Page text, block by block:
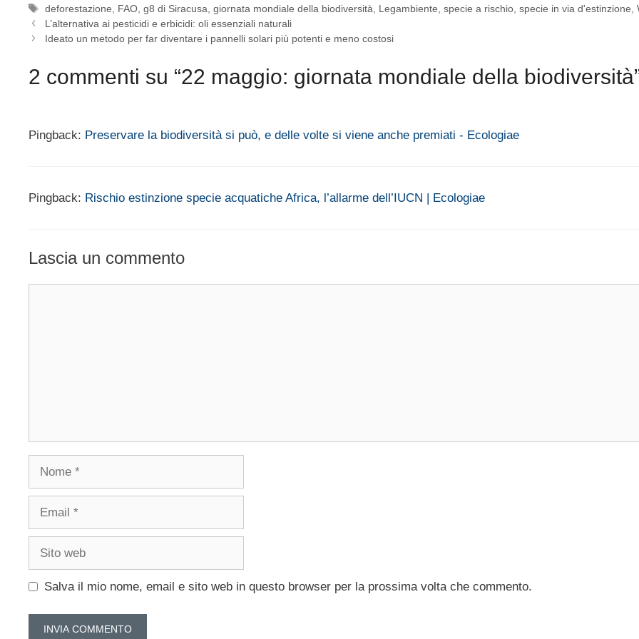
Tag
deforestazione FAO ,g8 di Siracusa ,giornata mondiale della biodiversità Legambiente ,specie a rischio ,specie in via d'estinzione ,
L’alternativa ai pesticidi e erbicidi: oli essenziali naturali
Ideato un metodo per far diventare i pannelli solari più potenti e meno costosi
2 commenti su “22 maggio: giornata mondiale della
Pingback: Preservare la biodiversità si può, e delle volte si viene anche premiati - Ecologiae
Pingback: Rischio estinzione specie acquatiche Africa, l’allarme dell’IUCN | Ecologiae
Lascia un commento
Salva il mio nome, email e sito web in questo browser per la prossima volta che commento.